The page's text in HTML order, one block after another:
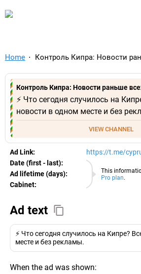
TelegramAds.com
Home Контроль Кипра: Новости
Контроль Кипра: Новости раньше
⚡️ Что сегодня случилось на
новости в одном месте и без
VIEW CHANNEL
Ad Link: https://t.me/
This
Pro plan.
Date (first - last):
06.08.2026
Ad lifetime (days):
Cabinet:
EURO
Ad text
⚡️ Что сегодня случилось на Кипре?
месте и без рекламы.
When the ad was shown: